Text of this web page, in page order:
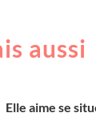
aussi
Elle aime se